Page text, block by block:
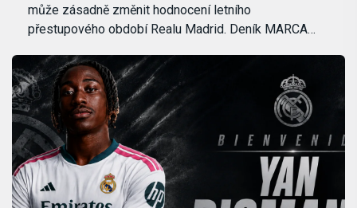
může zásadně změnit hodnocení letního
přestupového období Realu Madrid. Deník MARCA…